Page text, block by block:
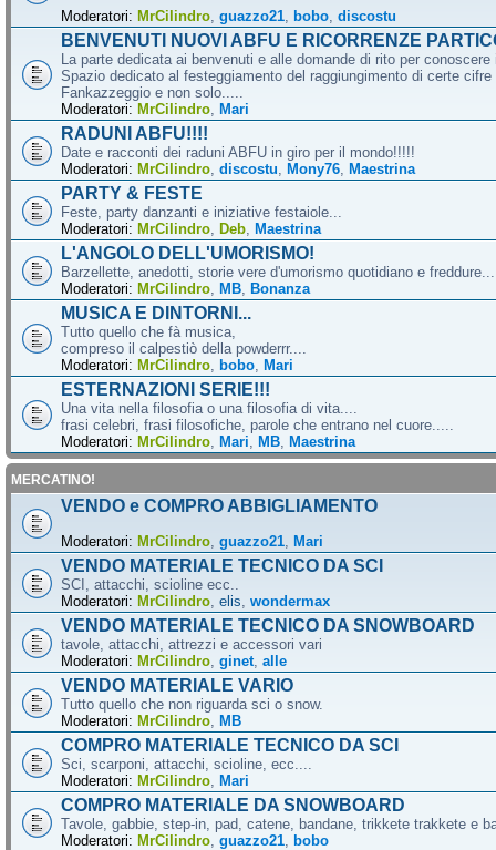
Moderatori: MrCilindro guazzo21 bobo discostu
BENVENUTI NUOVI ABFU E RICORRENZE
La parte dedicata ai benvenuti e alle domande di rito per
Spazio dedicato al festeggiamento del raggiungimento di certe cifre
Fankazzeggio e non solo.....
Moderatori: MrCilindro Mari
RADUNI ABFU!!!!
Date e racconti dei raduni ABFU in giro per il mondo!!!!!
Moderatori: MrCilindro discostu Mony76 Maestrina
PARTY & FESTE
Feste, party danzanti e iniziative festaiole...
Moderatori: MrCilindro Deb Maestrina
L'ANGOLO DELL'UMORISMO!
Barzellette, anedotti, storie vere d'umorismo quotidiano e
Moderatori: MrCilindro MB Bonanza
MUSICA E DINTORNI...
Tutto quello che fà musica,
compreso il calpestiò della powderrr....
Moderatori: MrCilindro bobo Mari
ESTERNAZIONI SERIE!!!
Una vita nella filosofia o una filosofia di vita....
frasi celebri, frasi filosofiche, parole che entrano nel cuore.....
Moderatori: MrCilindro Mari MB Maestrina
MERCATINO!
VENDO e COMPRO ABBIGLIAMENTO
Moderatori: MrCilindro guazzo21 Mari
VENDO MATERIALE TECNICO DA SCI
SCI, attacchi, scioline ecc..
Moderatori: MrCilindro elis wondermax
VENDO MATERIALE TECNICO DA SNOWBOARD
tavole, attacchi, attrezzi e accessori vari
Moderatori: MrCilindro ginet alle
VENDO MATERIALE VARIO
Tutto quello che non riguarda sci o snow.
Moderatori: MrCilindro MB
COMPRO MATERIALE TECNICO DA SCI
Sci, scarponi, attacchi, scioline, ecc....
Moderatori: MrCilindro Mari
COMPRO MATERIALE DA SNOWBOARD
Tavole, gabbie, step-in, pad, catene, bandane, trikkete trakkete e
Moderatori: MrCilindro guazzo21 bobo